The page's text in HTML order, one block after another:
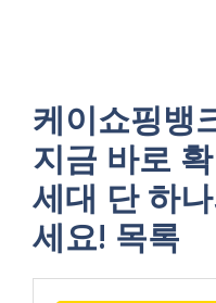
케이쇼핑뱅
지금 바로
세대 단 하
세요! 목록